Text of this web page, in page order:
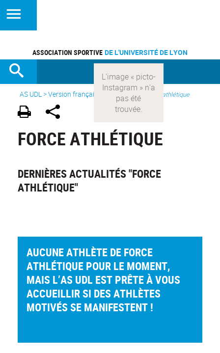
ASSOCIATION SPORTIVE DE L'UNIVERSITÉ DE LYON
AS UDL>Version française > Les sports > Force athlétique
FORCE ATHLÉTIQUE
DERNIÈRES ACTUALITÉS "FORCE
ATHLÉTIQUE"
AUCUNE ATHLÈTE DE FORCE
ATHLÉTIQUE POUR LE MOMENT,
MAIS L’AS UDL EST PRÊTE À VOUS
ACCUEILLIR SI DES ATHLÈTES
MOTIVÉS SE MANIFESTENT !